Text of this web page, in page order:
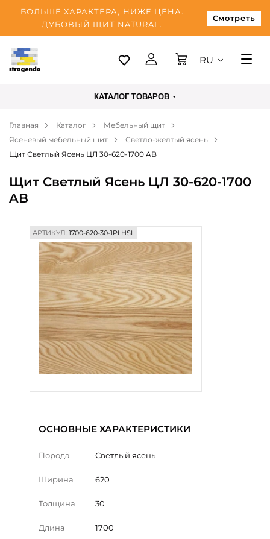
БОЛЬШЕ ХАРАКТЕРА, НИЖЕ ЦЕНА.
ДУБОВЫЙ ЩИТ NATURAL.
Смотреть
Таллинн
Оплата
О нас
Блог
Контакты
RU
КАТАЛОГ ТОВАРОВ
Главная Каталог
Мебельный щит
Ясеневый мебельный щит
Светло-желтый ясень
Щит Светлый Ясень ЦЛ 30-620-1700 AB
Щит Светлый Ясень ЦЛ 30-620-1700
AB
АРТИКУЛ:1700-620-30-1PLHSL
ОСНОВНЫЕ ХАРАКТЕРИСТИКИ
Порода Светлый ясень
Ширина 620
Толщина 30
Длина 1700